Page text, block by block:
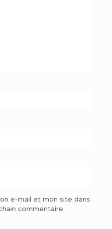
e-mail et mon site dans
commentaire.